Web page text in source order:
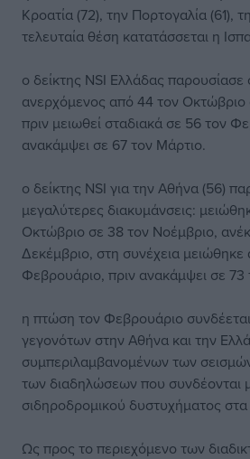
Κροατία (72), την Πορτογαλία (61),
τελευταία θέση κατατάσσεται η
ο δείκτης NSI Ελλάδας
ανερχόμενος από 44 τον Οκτώβριο
πριν μειωθεί σταδιακά σε 56 τον
ανακάμψει σε 67 τον Μάρτιο.
ο δείκτης NSI για την Αθήνα (56)
μεγαλύτερες διακυμάνσεις:
Οκτώβριο σε 38 τον Νοέμβριο,
Δεκέμβριο, στη συνέχεια
Φεβρουάριο, πριν ανακάμψει σε 73
η πτώση τον Φεβρουάριο
γεγονότων στην Αθήνα και την
συμπεριλαμβανομένων των
των διαδηλώσεων που συνδέονται
σιδηροδρομικού δυστυχήματος
Ως προς το περιεχόμενο των